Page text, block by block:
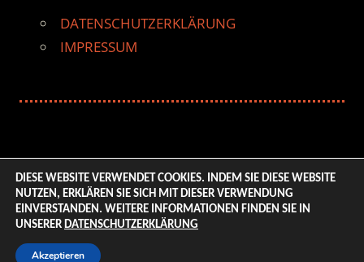
DATENSCHUTZERKLÄRUNG
IMPRESSUM
© 2026 ENTERTAINMENT BASE – Life & Style Magazine.
All Rights Reserved. | Based on
DIESE WEBSITE VERWENDET COOKIES. INDEM SIE DIESE WEBSITE
NUTZEN, ERKLÄREN SIE SICH MIT DIESER VERWENDUNG
EINVERSTANDEN. WEITERE INFORMATIONEN FINDEN SIE IN
UNSERER DATENSCHUTZERKLÄRUNG
Akzeptieren